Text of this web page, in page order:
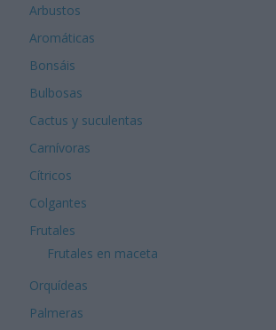
Arbustos
Aromáticas
Bonsáis
Bulbosas
Cactus y suculentas
Carnívoras
Cítricos
Colgantes
Frutales
Frutales en maceta
Orquídeas
Palmeras